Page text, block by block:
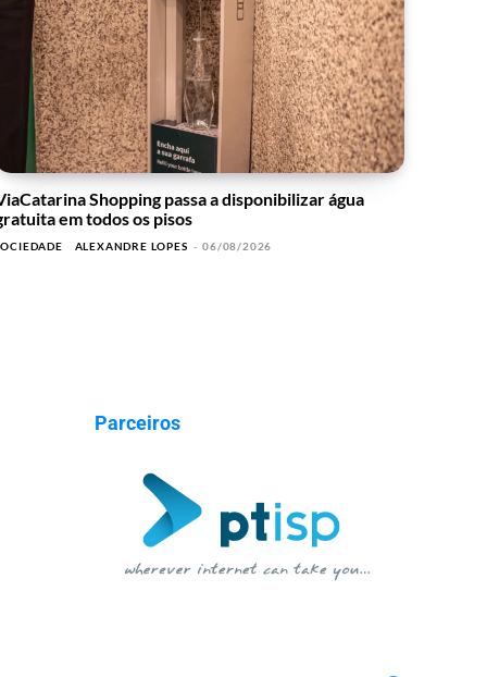
Shopping passa a disponibilizar água
em todos os pisos
ALEXANDRE LOPES - 06/08/2026
Parceiros